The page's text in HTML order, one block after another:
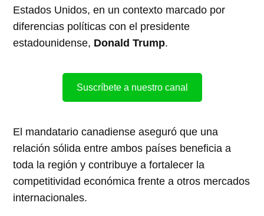
Estados Unidos, en un contexto marcado por
diferencias políticas con el presidente
estadounidense, Donald Trump.
Suscríbete a nuestro canal
El mandatario canadiense aseguró que una
relación sólida entre ambos países beneficia a
toda la región y contribuye a fortalecer la
competitividad económica frente a otros mercados
internacionales.